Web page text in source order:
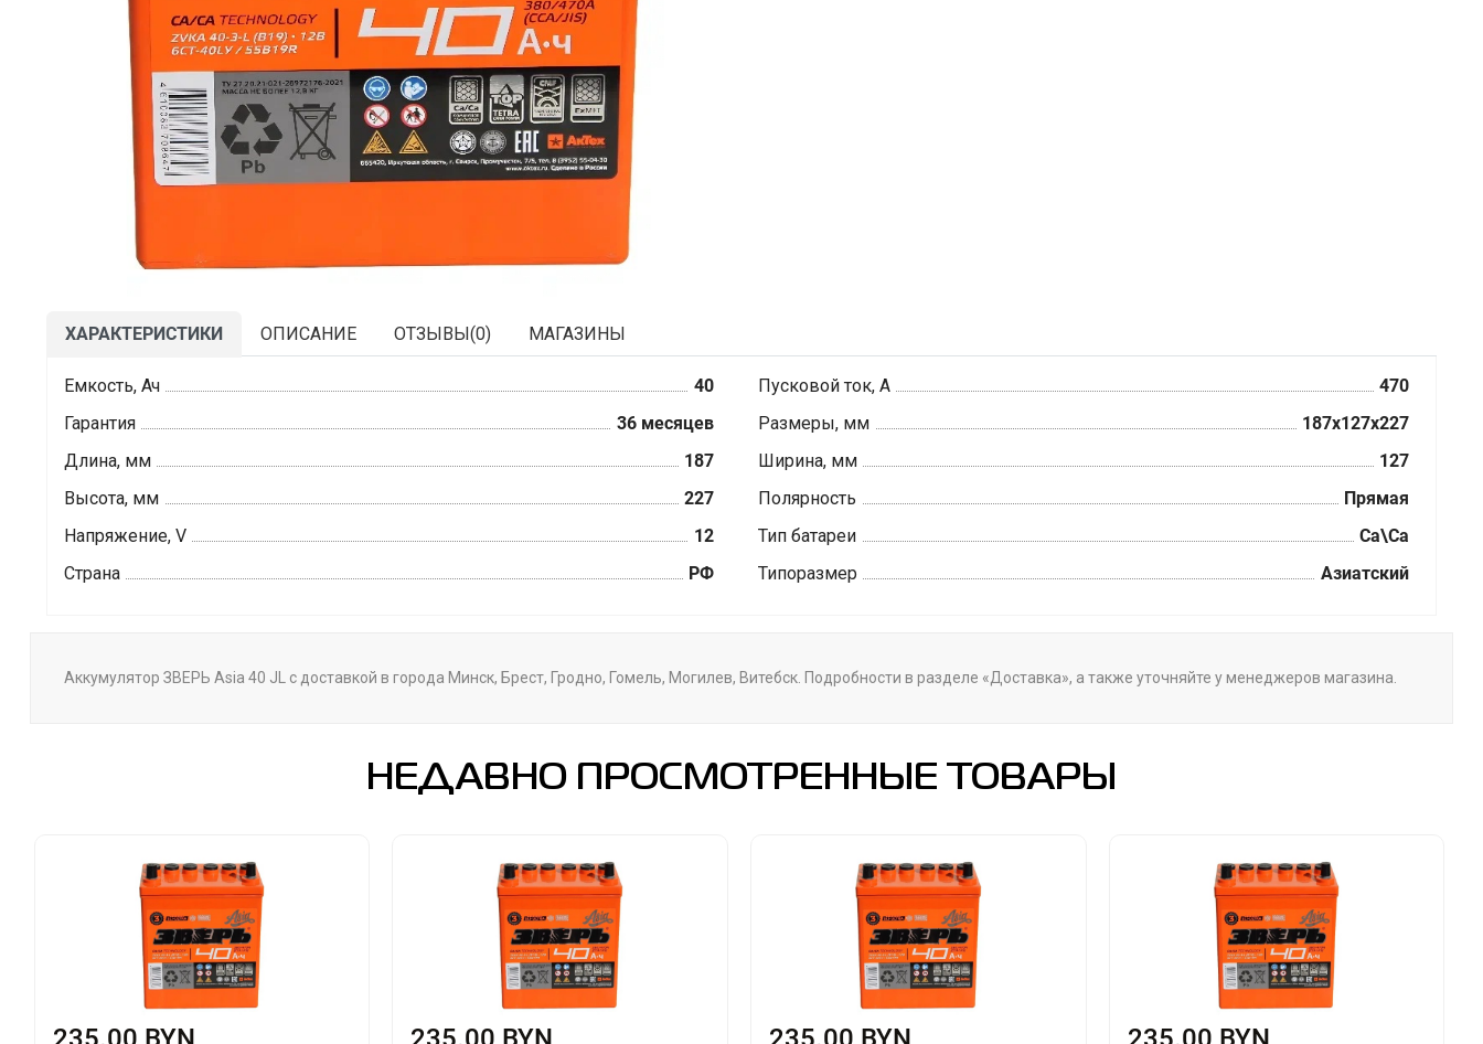
ХАРАКТЕРИСТИКИ ОПИСАНИЕ ОТЗЫВЫ(0) МАГАЗИНЫ
Емкость, Ач 40 Пусковой ток, А
470
Гарантия
36 месяцев Размеры, мм
187x127x227
Длина, мм
187 Ширина, мм
127
Высота, мм
227 Полярность
Прямая
Напряжение, V
12 Тип батареи
Ca\Ca
Страна
РФ Типоразмер Азиатский
Аккумулятор ЗВЕРЬ Asia 40 JL с доставкой в города Минск, Брест, Гродно, Гомель, Могилев, Витебск. Подробности в разделе «Доставка», а также уточняйте у менеджеров магазина.
НЕДАВНО ПРОСМОТРЕННЫЕ ТОВАРЫ